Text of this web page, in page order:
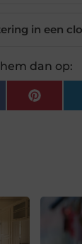
in een
dan op: